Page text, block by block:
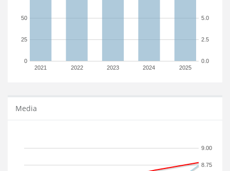
2021 2022 2023 2024 2025
0
25
50
0.0
2.5
5.0
Media
8.75
9.00